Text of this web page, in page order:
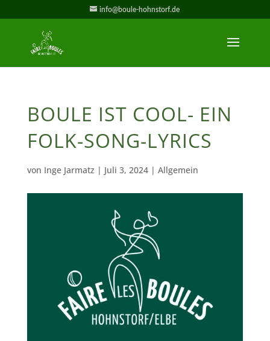
info@boule-hohnstorf.de
BOULE IST COOL- EIN
FOLK-SONG-LYRICS
von Inge Jarmatz | Juli 3, 2024| Allgemein